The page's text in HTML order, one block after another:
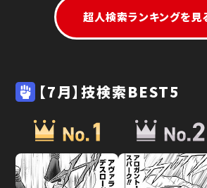
超人検索ランキングを見
【7月】技検索BEST5